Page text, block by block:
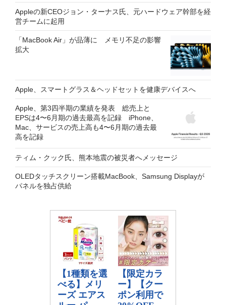
Appleの新CEOジョン・ターナス氏、元ハードウェア幹部を経
営チームに起用
「MacBook Air」が品薄に メモリ不足の影響
拡大
Apple、スマートグラス＆ヘッドセットを健康デバイスへ
Apple、第3四半期の業績を発表 総売上と
EPSは4〜6月期の過去最高を記録 iPhone、
Mac、サービスの売上高も4〜6月期の過去最
高を記録
ティム・クック氏、熊本地震の被災者へメッセージ
OLEDタッチスクリーン搭載MacBook、Samsung Displayが
パネルを独占供給